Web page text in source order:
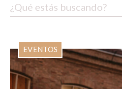
EVENTOS